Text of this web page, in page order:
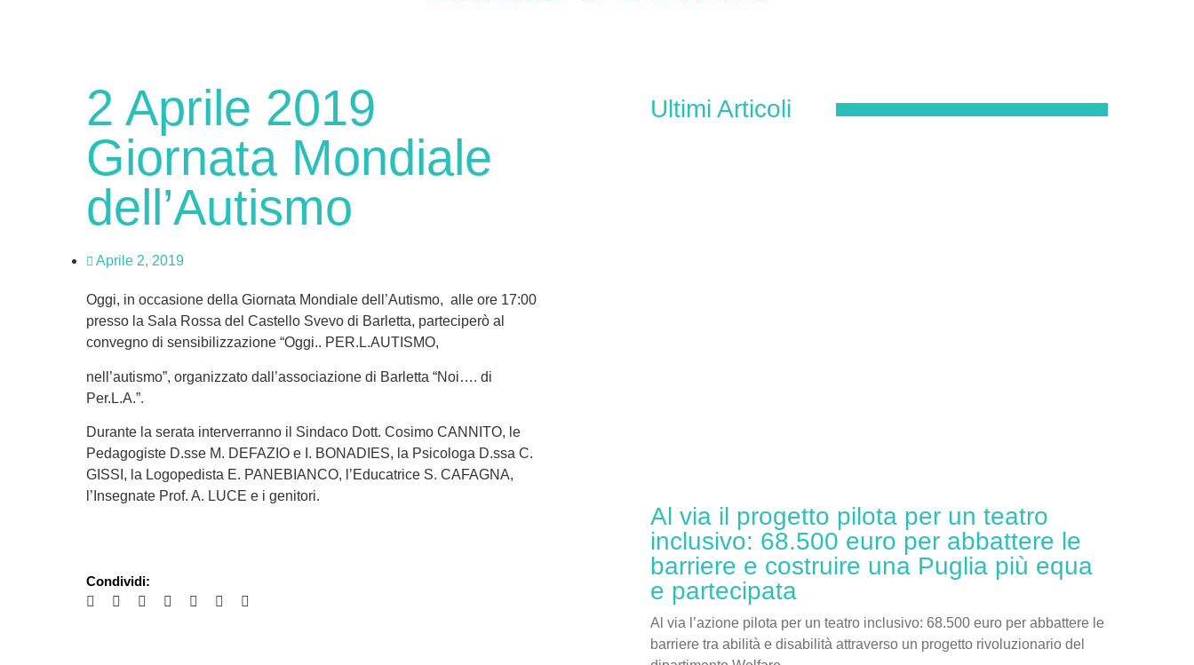
2 Aprile 2019
Giornata Mondiale
dell’Autismo
Aprile 2, 2019
Oggi, in occasione della Giornata Mondiale dell’Autismo, alle ore 17:00
presso la Sala Rossa del Castello Svevo di Barletta, parteciperò al
convegno di sensibilizzazione “Oggi.. PER.L.AUTISMO,
nell’autismo”, organizzato dall’associazione di Barletta “Noi…. di
Per.L.A.”.
Durante la serata interverranno il Sindaco Dott. Cosimo CANNITO, le
Pedagogiste D.sse M. DEFAZIO e I. BONADIES, la Psicologa D.ssa C.
GISSI, la Logopedista E. PANEBIANCO, l’Educatrice S. CAFAGNA,
l’Insegnate Prof. A. LUCE e i genitori.
Condividi:
Ultimi Articoli
Al via il progetto pilota per un teatro
inclusivo: 68.500 euro per abbattere le
barriere e costruire una Puglia più equa
e partecipata
Al via l’azione pilota per un teatro inclusivo: 68.500 euro per abbattere le
barriere tra abilità e disabilità attraverso un progetto rivoluzionario del